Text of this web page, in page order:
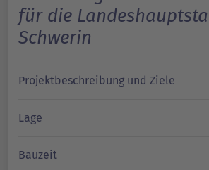
für die
Schwerin
Projektbeschreibung und Ziele
Lage
Bauzeit